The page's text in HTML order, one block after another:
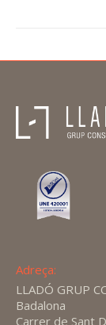
Adreça:
LLADÓ GRUP
Badalona
Carrer de Sant